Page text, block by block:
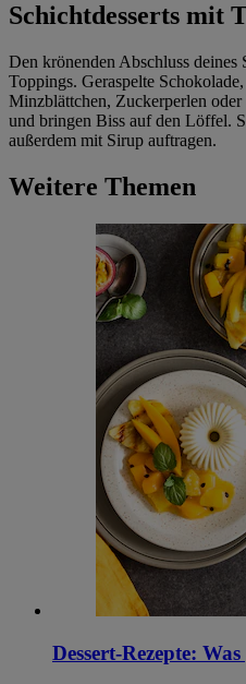
Schichtdesserts mit
Den krönenden Abschluss deines
Toppings. Geraspelte
Minzblättchen, Zuckerperlen
und bringen Biss auf den Löffel.
außerdem mit Sirup auftragen.
Weitere Themen
Dessert-Rezepte: